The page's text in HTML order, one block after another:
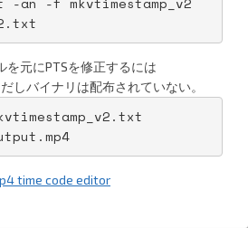
を元にPTSを修正するには
しバイナリは配布されていない。
time code editor